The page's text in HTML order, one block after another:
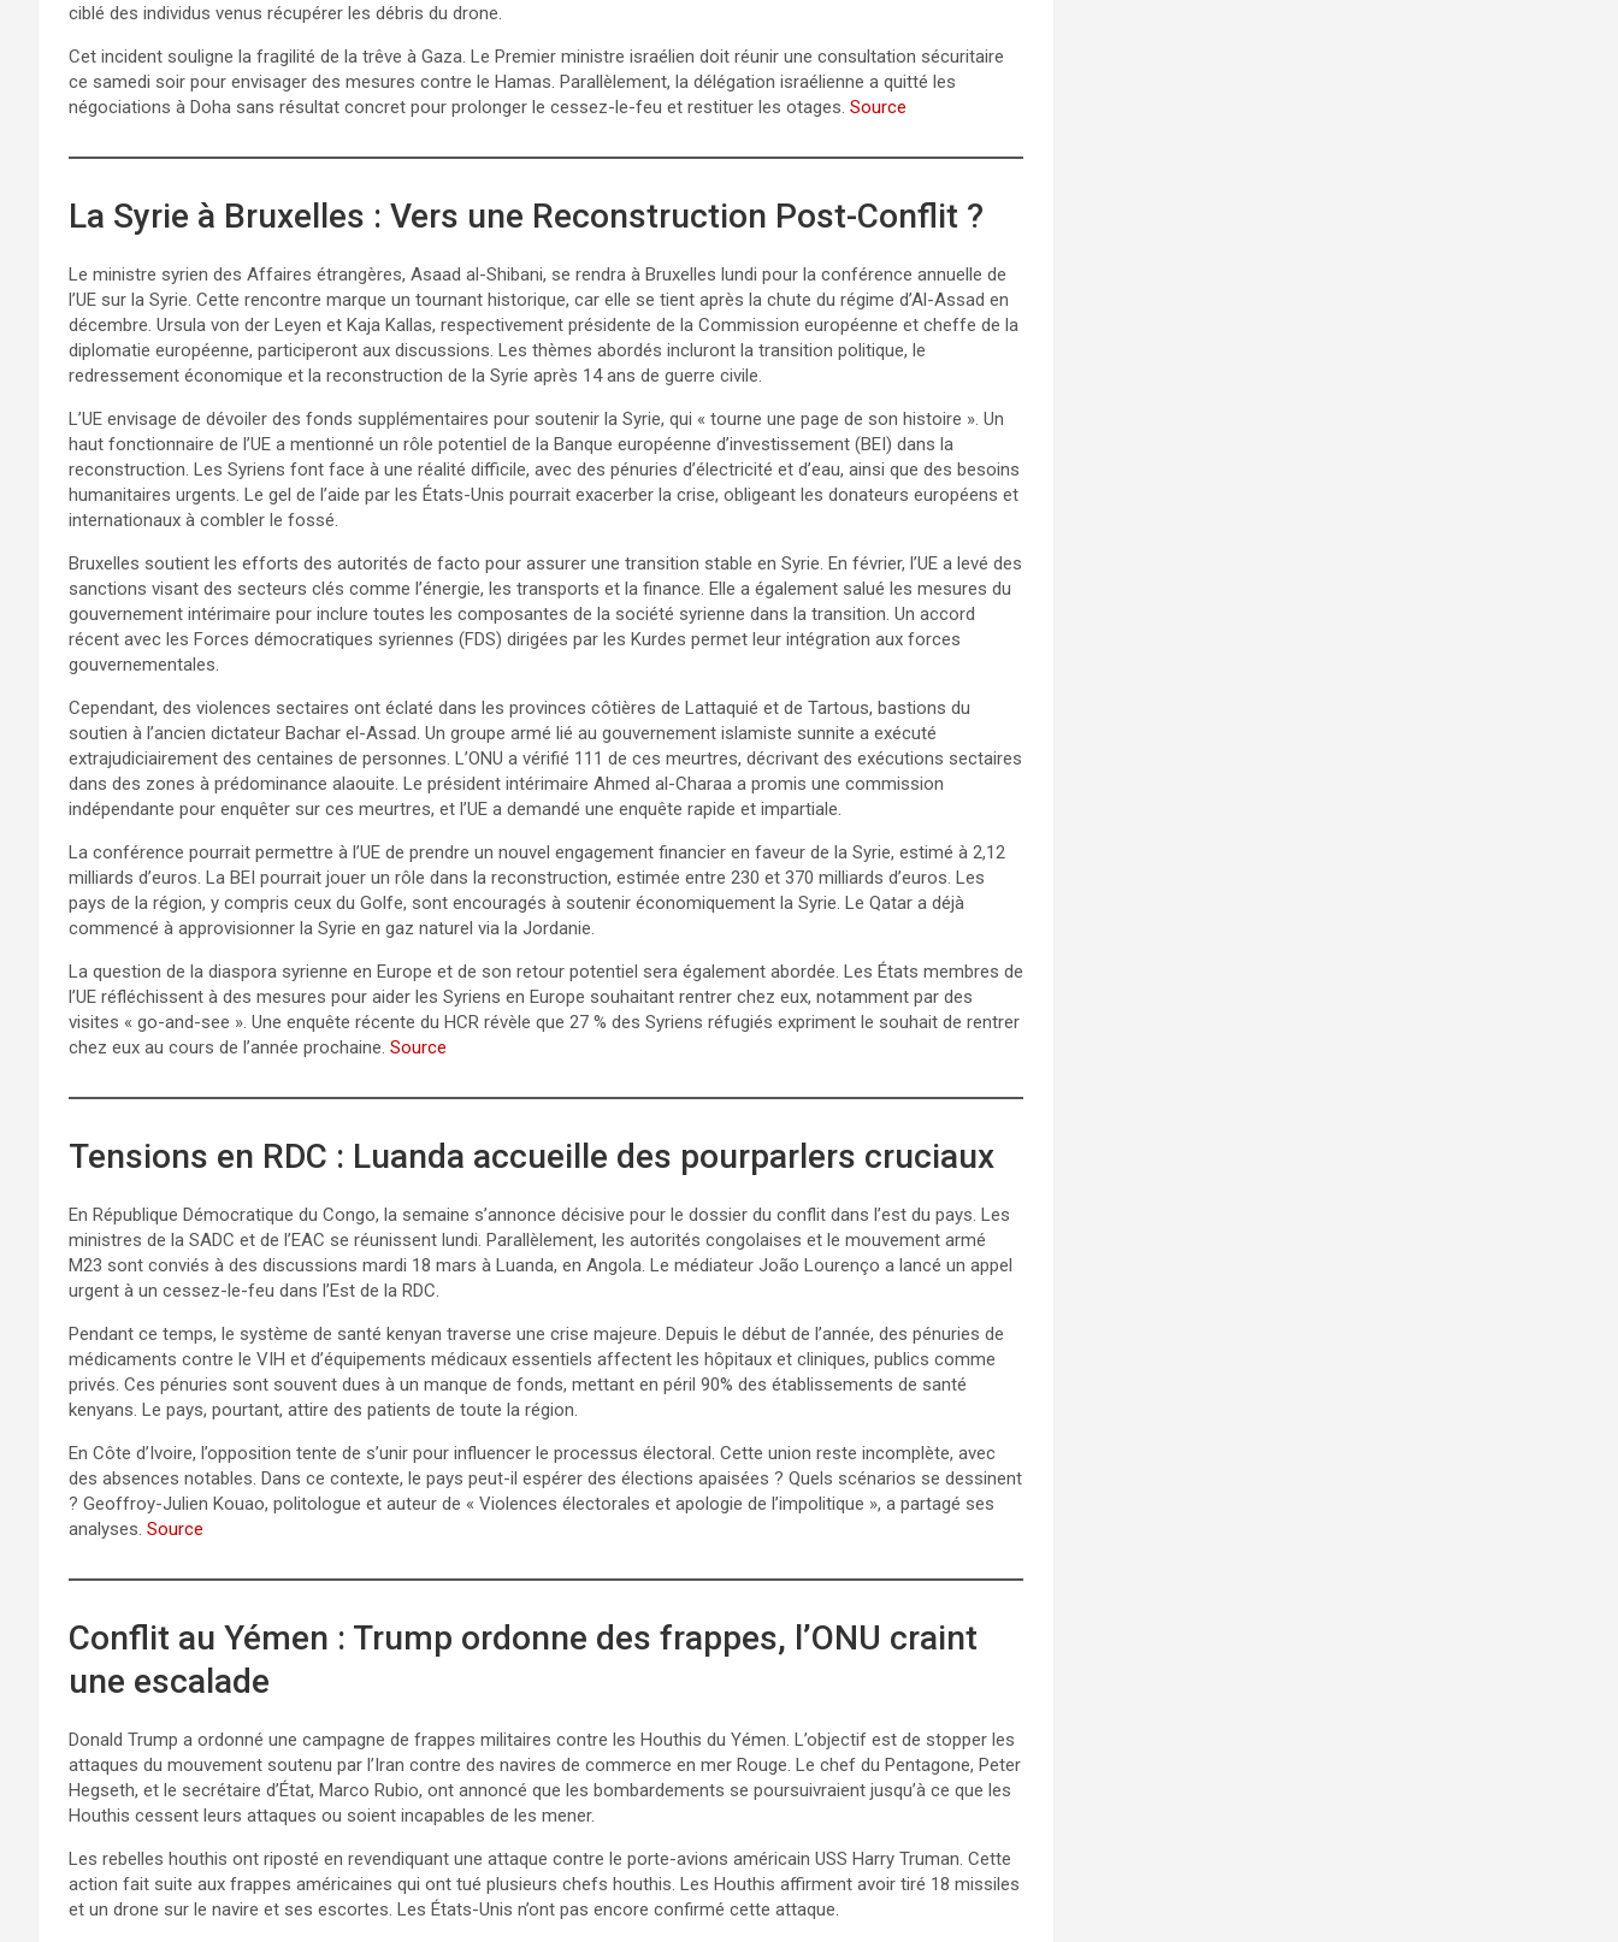
ciblé des individus venus récupérer les débris du drone.
Cet incident souligne la fragilité de la trêve à Gaza. Le Premier ministre israélien doit réunir une consultation sécuritaire
ce samedi soir pour envisager des mesures contre le Hamas. Parallèlement, la délégation israélienne a quitté les
négociations à Doha sans résultat concret pour prolonger le cessez-le-feu et restituer les otages. Source
La Syrie à Bruxelles : Vers une Reconstruction Post-Conflit ?
Le ministre syrien des Affaires étrangères, Asaad al-Shibani, se rendra à Bruxelles lundi pour la conférence annuelle de
l’UE sur la Syrie. Cette rencontre marque un tournant historique, car elle se tient après la chute du régime d’Al-Assad en
décembre. Ursula von der Leyen et Kaja Kallas, respectivement présidente de la Commission européenne et cheffe de la
diplomatie européenne, participeront aux discussions. Les thèmes abordés incluront la transition politique, le
redressement économique et la reconstruction de la Syrie après 14 ans de guerre civile.
L’UE envisage de dévoiler des fonds supplémentaires pour soutenir la Syrie, qui « tourne une page de son histoire ». Un
haut fonctionnaire de l’UE a mentionné un rôle potentiel de la Banque européenne d’investissement (BEI) dans la
reconstruction. Les Syriens font face à une réalité difficile, avec des pénuries d’électricité et d’eau, ainsi que des besoins
humanitaires urgents. Le gel de l’aide par les États-Unis pourrait exacerber la crise, obligeant les donateurs européens et
internationaux à combler le fossé.
Bruxelles soutient les efforts des autorités de facto pour assurer une transition stable en Syrie. En février, l’UE a levé des
sanctions visant des secteurs clés comme l’énergie, les transports et la finance. Elle a également salué les mesures du
gouvernement intérimaire pour inclure toutes les composantes de la société syrienne dans la transition. Un accord
récent avec les Forces démocratiques syriennes (FDS) dirigées par les Kurdes permet leur intégration aux forces
gouvernementales.
Cependant, des violences sectaires ont éclaté dans les provinces côtières de Lattaquié et de Tartous, bastions du
soutien à l’ancien dictateur Bachar el-Assad. Un groupe armé lié au gouvernement islamiste sunnite a exécuté
extrajudiciairement des centaines de personnes. L’ONU a vérifié 111 de ces meurtres, décrivant des exécutions sectaires
dans des zones à prédominance alaouite. Le président intérimaire Ahmed al-Charaa a promis une commission
indépendante pour enquêter sur ces meurtres, et l’UE a demandé une enquête rapide et impartiale.
La conférence pourrait permettre à l’UE de prendre un nouvel engagement financier en faveur de la Syrie, estimé à 2,12
milliards d’euros. La BEI pourrait jouer un rôle dans la reconstruction, estimée entre 230 et 370 milliards d’euros. Les
pays de la région, y compris ceux du Golfe, sont encouragés à soutenir économiquement la Syrie. Le Qatar a déjà
commencé à approvisionner la Syrie en gaz naturel via la Jordanie.
La question de la diaspora syrienne en Europe et de son retour potentiel sera également abordée. Les États membres de
l’UE réfléchissent à des mesures pour aider les Syriens en Europe souhaitant rentrer chez eux, notamment par des
visites « go-and-see ». Une enquête récente du HCR révèle que 27 % des Syriens réfugiés expriment le souhait de rentrer
chez eux au cours de l’année prochaine. Source
Tensions en RDC : Luanda accueille des pourparlers cruciaux
En République Démocratique du Congo, la semaine s’annonce décisive pour le dossier du conflit dans l’est du pays. Les
ministres de la SADC et de l’EAC se réunissent lundi. Parallèlement, les autorités congolaises et le mouvement armé
M23 sont conviés à des discussions mardi 18 mars à Luanda, en Angola. Le médiateur João Lourenço a lancé un appel
urgent à un cessez-le-feu dans l’Est de la RDC.
Pendant ce temps, le système de santé kenyan traverse une crise majeure. Depuis le début de l’année, des pénuries de
médicaments contre le VIH et d’équipements médicaux essentiels affectent les hôpitaux et cliniques, publics comme
privés. Ces pénuries sont souvent dues à un manque de fonds, mettant en péril 90% des établissements de santé
kenyans. Le pays, pourtant, attire des patients de toute la région.
En Côte d’Ivoire, l’opposition tente de s’unir pour influencer le processus électoral. Cette union reste incomplète, avec
des absences notables. Dans ce contexte, le pays peut-il espérer des élections apaisées ? Quels scénarios se dessinent
? Geoffroy-Julien Kouao, politologue et auteur de « Violences électorales et apologie de l’impolitique », a partagé ses
analyses. Source
Conflit au Yémen : Trump ordonne des frappes, l’ONU craint
une escalade
Donald Trump a ordonné une campagne de frappes militaires contre les Houthis du Yémen. L’objectif est de stopper les
attaques du mouvement soutenu par l’Iran contre des navires de commerce en mer Rouge. Le chef du Pentagone, Peter
Hegseth, et le secrétaire d’État, Marco Rubio, ont annoncé que les bombardements se poursuivraient jusqu’à ce que les
Houthis cessent leurs attaques ou soient incapables de les mener.
Les rebelles houthis ont riposté en revendiquant une attaque contre le porte-avions américain USS Harry Truman. Cette
action fait suite aux frappes américaines qui ont tué plusieurs chefs houthis. Les Houthis affirment avoir tiré 18 missiles
et un drone sur le navire et ses escortes. Les États-Unis n’ont pas encore confirmé cette attaque.